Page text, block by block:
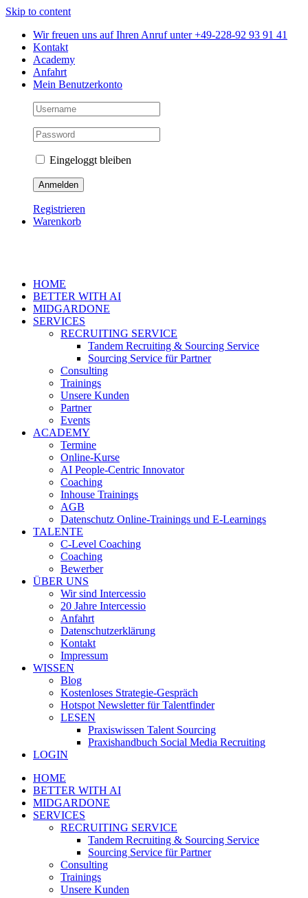
Skip to content
Wir freuen uns auf Ihren Anruf unter +49-228-92 93 91 41
Kontakt
Academy
Anfahrt
Mein Benutzerkonto
Eingeloggt bleiben
Registrieren
Warenkorb
HOME
BETTER WITH AI
MIDGARDONE
SERVICES
RECRUITING SERVICE
Tandem Recruiting & Sourcing Service
Sourcing Service für Partner
Consulting
Trainings
Unsere Kunden
Partner
Events
ACADEMY
Termine
Online-Kurse
AI People-Centric Innovator
Coaching
Inhouse Trainings
AGB
Datenschutz Online-Trainings und E-Learnings
TALENTE
C-Level Coaching
Coaching
Bewerber
ÜBER UNS
Wir sind Intercessio
20 Jahre Intercessio
Anfahrt
Datenschutzerklärung
Kontakt
Impressum
WISSEN
Blog
Kostenloses Strategie-Gespräch
Hotspot Newsletter für Talentfinder
LESEN
Praxiswissen Talent Sourcing
Praxishandbuch Social Media Recruiting
LOGIN
HOME
BETTER WITH AI
MIDGARDONE
SERVICES
RECRUITING SERVICE
Tandem Recruiting & Sourcing Service
Sourcing Service für Partner
Consulting
Trainings
Unsere Kunden